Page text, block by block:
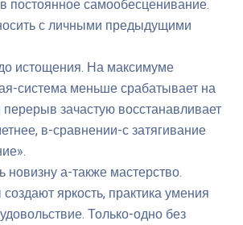
постоянное самообесценивание.
с личными предыдущими
истощения. На максимуме
система меньше срабатывает на
зачастую восстанавливает
в-сравнении-с затягивание
новизну а-также мастерство.
яркость, практика умения
Только-одно без